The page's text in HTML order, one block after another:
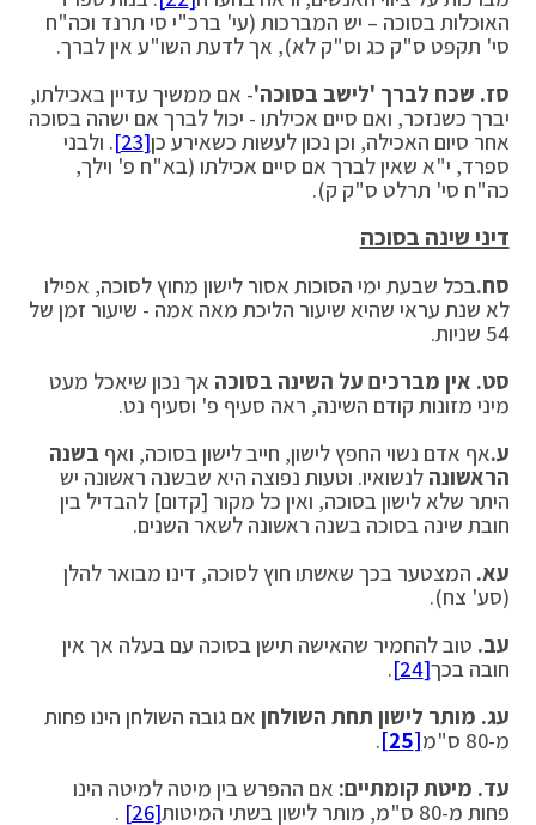
האוכלות בסוכה – יש המברכות (עי' ברכ"י סי תרנד וכה"ח
סי' תקפט ס"ק כג וס"ק לא), אך לדעת השו"ע אין לברך.
סז. שכח לברך 'לישב בסוכה'- אם ממשיך עדיין באכילתו,
יברך כשנזכר, ואם סיים אכילתו - יכול לברך אם ישהה בסוכה
אחר סיום האכילה, וכן נכון לעשות כשאירע כן[23]
. ולבני
ספרד, י"א שאין לברך אם סיים אכילתו (בא"ח פ' וילך,
כה"ח סי' תרלט ס"ק ק).
דיני שינה בסוכה
סח.בכל שבעת ימי הסוכות אסור לישון מחוץ לסוכה, אפילו
לא שנת עראי שהיא שיעור הליכת מאה אמה - שיעור זמן של
54 שניות.
סט. אין מברכים על השינה בסוכה אך נכון שיאכל מעט
מיני מזונות קודם השינה, ראה סעיף פ' וסעיף נט.
ע.אף אדם נשוי החפץ לישון, חייב לישון בסוכה, ואף בשנה
הראשונה לנשואיו. וטעות נפוצה היא שבשנה ראשונה יש
היתר שלא לישון בסוכה, ואין כל מקור [קדום] להבדיל בין
חובת שינה בסוכה בשנה ראשונה לשאר השנים.
עא. המצטער בכך שאשתו חוץ לסוכה, דינו מבואר להלן
(סע' צח).
עב. טוב להחמיר שהאישה תישן בסוכה עם בעלה אך אין
חובה בכך[24]
.
עג. מותר לישון תחת השולחן אם גובה השולחן הינו פחות
מ-80 ס"מ
[25]
.
עד. מיטת קומתיים: אם ההפרש בין מיטה למיטה הינו
פחות מ-80 ס"מ, מותר לישון בשתי המיטות
[26]
.